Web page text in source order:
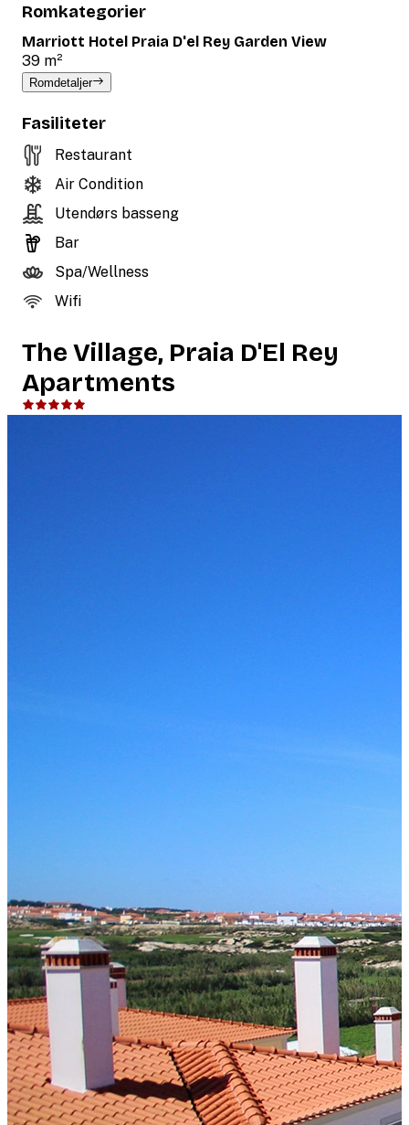
Romkategorier
Marriott Hotel Praia D'el Rey Garden View
39 m²
Romdetaljer
Fasiliteter
Restaurant
Air Condition
Utendørs basseng
Bar
Spa/Wellness
Wifi
The Village, Praia D'El Rey
Apartments